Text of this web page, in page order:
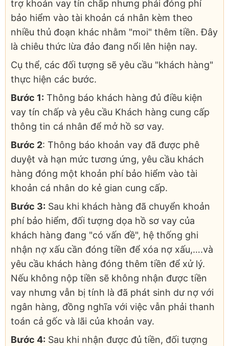
trợ khoản vay tín chấp nhưng phải đóng phí
bảo hiểm vào tài khoản cá nhân kèm theo
nhiều thủ đoạn khác nhằm "moi" thêm tiền. Đây
là chiêu thức lừa đảo đang nổi lên hiện nay.
Cụ thể, các đối tượng sẽ yêu cầu "khách hàng"
thực hiện các bước.
Bước 1: Thông báo khách hàng đủ điều kiện
vay tín chấp và yêu cầu Khách hàng cung cấp
thông tin cá nhân để mở hồ sơ vay.
Bước 2: Thông báo khoản vay đã được phê
duyệt và hạn mức tương ứng, yêu cầu khách
hàng đóng một khoản phí bảo hiểm vào tài
khoản cá nhân do kẻ gian cung cấp.
Bước 3: Sau khi khách hàng đã chuyển khoản
phí bảo hiểm, đối tượng dọa hồ sơ vay của
khách hàng đang "có vấn đề", hệ thống ghi
nhận nợ xấu cần đóng tiền để xóa nợ xấu,….và
yêu cầu khách hàng đóng thêm tiền để xử lý.
Nếu không nộp tiền sẽ không nhận được tiền
vay nhưng vẫn bị tính là đã phát sinh dư nợ với
ngân hàng, đồng nghĩa với việc vẫn phải thanh
toán cả gốc và lãi của khoản vay.
Bước 4: Sau khi nhận được đủ tiền, đối tượng